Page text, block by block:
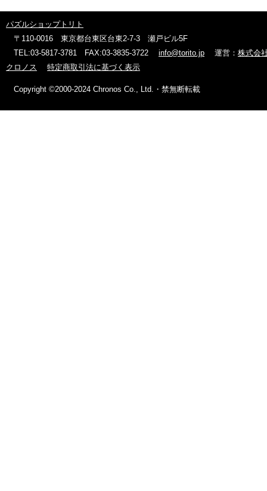
パズルショップトリト
〒110-0016 東京都台東区台東2-7-3 瀬戸ビル5F
TEL:03-5817-3781 FAX:03-3835-3722 info@torito.jp 運営： 株式会
クロノス
特定商取引法に基づく表示
Copyright ©2000-2024 Chronos Co., Ltd.・禁無断転載